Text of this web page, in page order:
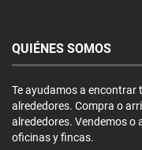
QUIÉNES SOMOS
Te ayudamos a encontrar
alrededores. Compra o
alrededores. Vendemos o
oficinas y fincas.